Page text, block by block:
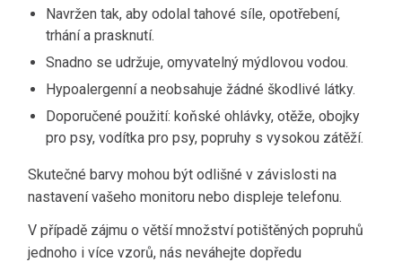
Navržen tak, aby odolal tahové síle, opotřebení,
trhání a prasknutí.
Snadno se udržuje, omyvatelný mýdlovou vodou.
Hypoalergenní a neobsahuje žádné škodlivé látky.
Doporučené použití: koňské ohlávky, otěže, obojky
pro psy, vodítka pro psy, popruhy s vysokou zátěží.
Skutečné barvy mohou být odlišné v závislosti na
nastavení vašeho monitoru nebo displeje telefonu.
V případě zájmu o větší množství potištěných popruhů
jednoho i více vzorů, nás neváhejte dopředu